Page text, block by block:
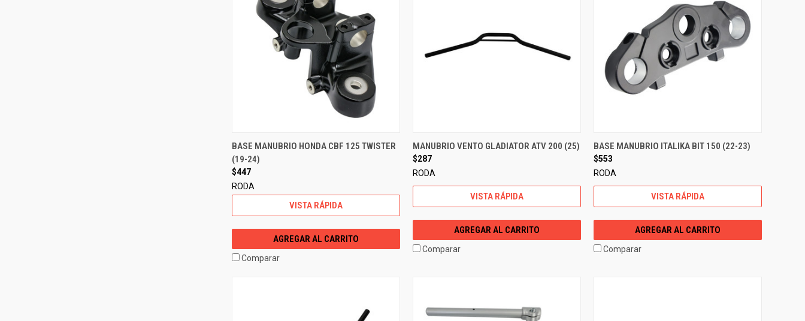
BASE MANUBRIO HONDA CBF 125 TWISTER
(19-24)
$447
RODA
VISTA RÁPIDA
AGREGAR AL CARRITO
Comparar
MANUBRIO VENTO GLADIATOR ATV 200 (25)
$287
RODA
VISTA RÁPIDA
AGREGAR AL CARRITO
Comparar
BASE MANUBRIO ITALIKA BIT 150 (22-23)
$553
RODA
VISTA RÁPIDA
AGREGAR AL CARRITO
Comparar